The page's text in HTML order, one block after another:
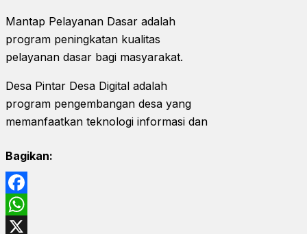
Mantap Pelayanan Dasar adalah
program peningkatan kualitas
pelayanan dasar bagi masyarakat.
Desa Pintar Desa Digital adalah
program pengembangan desa yang
memanfaatkan teknologi informasi dan
Bagikan:
Facebook
WhatsApp